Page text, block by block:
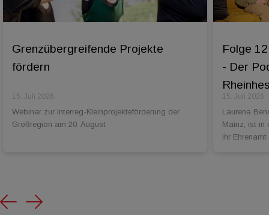
Grenzübergreifende Projekte
fördern
15. Juli 2026
Webinar zur Interreg-Kleinprojekteförderung der
Großregion am 20. August
Folge
- Der
15. Juli 2026
Laurena
Mainz, ist in
ihr
Previous
Next